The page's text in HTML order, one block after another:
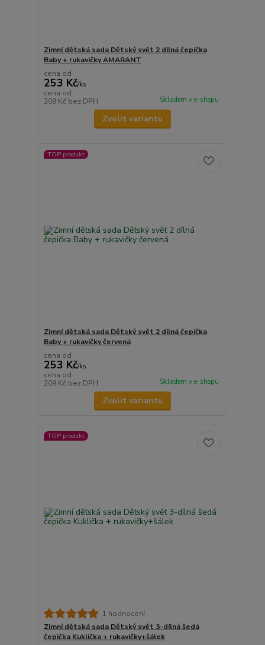
Zimní dětská sada Dětský svět 2 dílná čepička
Baby + rukavičky AMARANT
cena od
253 Kč/ks
cena od
209 Kč bez DPH Skladem v e-shopu
Zvolit variantu
TOP produkt
Zimní dětská sada Dětský svět 2 dílná čepička
Baby + rukavičky červená
cena od
253 Kč/ks
cena od
209 Kč bez DPH Skladem v e-shopu
Zvolit variantu
TOP produkt
1 hodnocení
Zimní dětská sada Dětský svět 3-dílná šedá
čepička Kuklička + rukavičky+šálek